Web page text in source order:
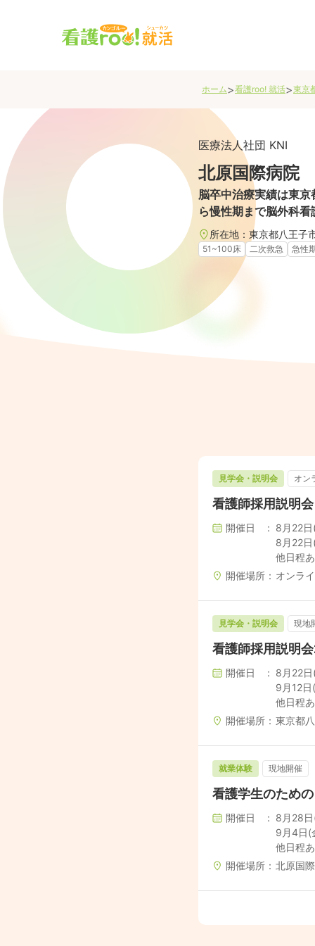
ホーム>看護roo! 就活>東京
医療法人社団 KNI
北原国際病院
脳卒中治療実績は東
ら慢性期まで脳外科
所在地： 東京都八王子
51~100床 二次救急 急性
見学会・説明会 オン
看護師採用説明
開催日
8月22
8月22
他日程
開催場所
オンラ
見学会・説明会 現地
看護師採用説明
開催日
8月22
9月12
他日程
開催場所
東京都
就業体験 現地開催
看護学生のた
開催日
8月28
9月4日
他日程
開催場所
北原国